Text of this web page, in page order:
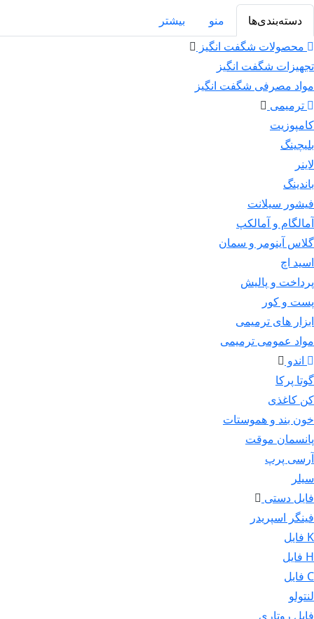
دسته‌بندی‌ها منو
بیشتر
محصولات شگفت انگیز
تجهیزات شگفت انگیز
مواد مصرفی شگفت انگیز
ترمیمی
کامپوزیت
بلیچینگ
لاینر
باندینگ
فیشور سیلانت
آمالگام و آمالکپ
گلاس آینومر و سمان
اسید اچ
پرداخت و پالیش
پست و کور
ابزار های ترمیمی
مواد عمومی ترمیمی
اندو
گوتا پرکا
کن کاغذی
خون بند و هموستات
پانسمان موقت
آرسی پرپ
سیلر
فایل دستی
فینگر اسپریدر
K فایل
H فایل
C فایل
لنتولو
فایل روتاری